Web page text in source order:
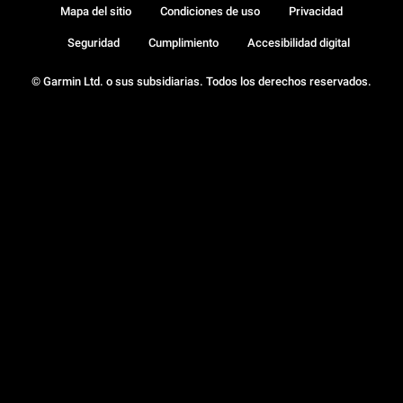
© Garmin Ltd. o sus subsidiarias. Todos los derechos reservados.
Mapa del sitio Condiciones de uso Privacidad
Seguridad Cumplimiento Accesibilidad digital